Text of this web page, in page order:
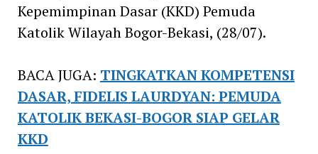
Kepemimpinan Dasar (KKD) Pemuda
Katolik Wilayah Bogor-Bekasi, (28/07).
BACA JUGA: TINGKATKAN KOMPETENSI
DASAR, FIDELIS LAURDYAN: PEMUDA
KATOLIK BEKASI-BOGOR SIAP GELAR
KKD